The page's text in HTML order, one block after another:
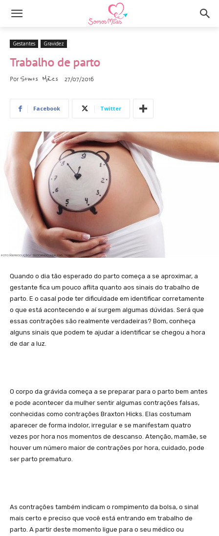
Gestantes Gravidez
Trabalho de parto
Por Somos Mães 27/07/2016
Facebook Twitter
Quando o dia tão esperado do parto começa a se aproximar, a
gestante fica um pouco aflita quanto aos sinais do trabalho de
parto. E o casal pode ter dificuldade em identificar corretamente
o que está acontecendo e aí surgem algumas dúvidas. Será que
essas contrações são realmente verdadeiras? Bom, conheça
alguns sinais que podem te ajudar a identificar se chegou a hora
de dar a luz.
O corpo da grávida começa a se preparar para o parto bem antes
e pode acontecer da mulher sentir algumas contrações falsas,
conhecidas como contrações Braxton Hicks. Elas costumam
aparecer de forma indolor, irregular e se manifestam quatro
vezes por hora nos momentos de descanso. Atenção, mamãe, se
houver um número maior de contrações por hora, cuidado, pode
ser parto prematuro.
As contrações também indicam o rompimento da bolsa, o sinal
mais certo e preciso que você está entrando em trabalho de
parto. A partir deste momento ligue para o seu médico ou